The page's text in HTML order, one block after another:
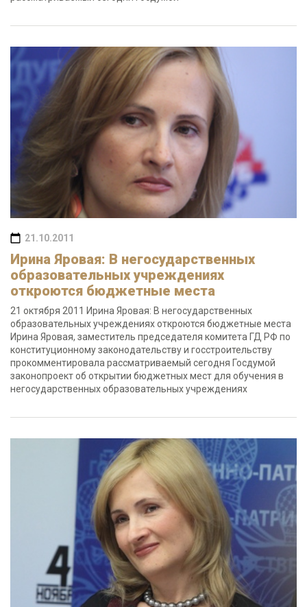
21.10.2011
Ирина Яровая: В негосударственных
образовательных учреждениях
откроются бюджетные места
21 октября 2011 Ирина Яровая: В негосударственных
образовательных учреждениях откроются бюджетные места
Ирина Яровая, заместитель председателя комитета ГД РФ по
конституционному законодательству и госстроительству
прокомментировала рассматриваемый сегодня Госдумой
законопроект об открытии бюджетных мест для обучения в
негосударственных образовательных учреждениях